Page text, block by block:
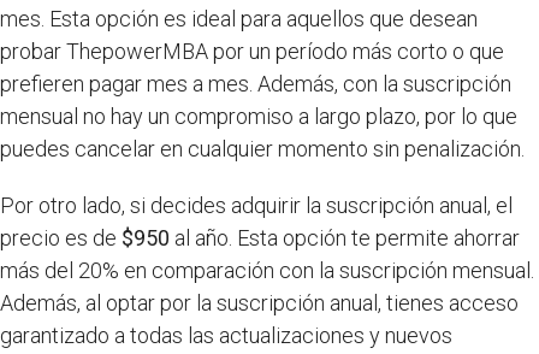
mes. Esta opción es ideal para aquellos que desean
probar ThepowerMBA por un período más corto o que
prefieren pagar mes a mes. Además, con la suscripción
mensual no hay un compromiso a largo plazo, por lo que
puedes cancelar en cualquier momento sin penalización.
Por otro lado, si decides adquirir la suscripción anual, el
precio es de $950 al año. Esta opción te permite ahorrar
más del 20% en comparación con la suscripción mensual.
Además, al optar por la suscripción anual, tienes acceso
garantizado a todas las actualizaciones y nuevos